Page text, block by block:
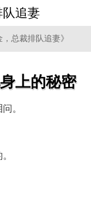
追妻
，总裁排队追妻》
上的秘密
。